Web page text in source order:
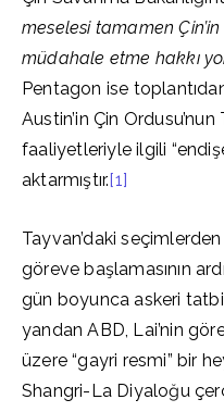
meselesi tamamen
müdahale etme hakkı
Pentagon ise
Austin’in Çin
faaliyetleriyle ilgili
aktarmıştır. [1]
Tayvan’daki
göreve başlamasının
gün boyunca askeri
yandan ABD, Lai’nin
üzere “gayri resmi” bir
Shangri-La Diyaloğu